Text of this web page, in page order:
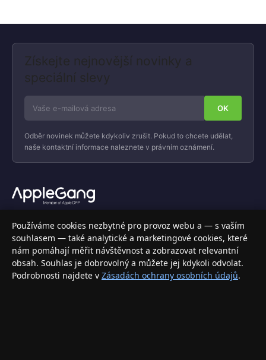
Získejte nejnovější novinky a
speciální slevy
Odběr novinek můžete kdykoliv zrušit. Pokud to chcete udělat,
naše kontaktní informace naleznete v právním oznámení.
Váš specializovaný obchod s Apple produkty, příslušenstvím a
elektronikou. Nakupujte bezpečně a s jistotou.
INFORMACE
Doprava a doručení
Používáme cookies nezbytné pro provoz webu a — s vaším
souhlasem — také analytické a marketingové cookies, které
nám pomáhají měřit návštěvnost a zobrazovat relevantní
obsah. Souhlas je dobrovolný a můžete jej kdykoli odvolat.
Podrobnosti najdete v Zásadách ochrany osobních údajů.